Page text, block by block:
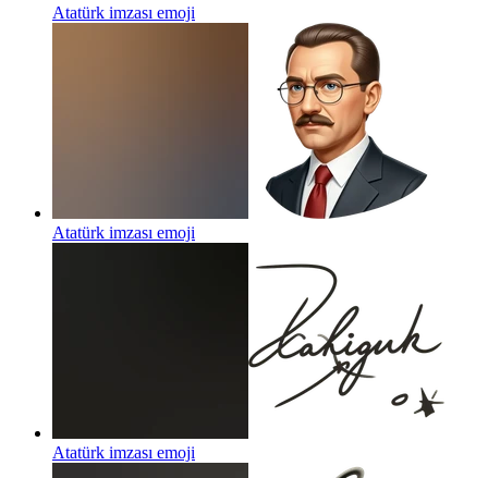
Atatürk imzası emoji
Atatürk imzası emoji
Atatürk imzası emoji